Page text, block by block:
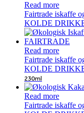
Read more
Fairtrade iskaffe
KOLDE
Read more
Fairtrade iskaffe
KOLDE
230ml
Read more
Fairtrade iskaffe